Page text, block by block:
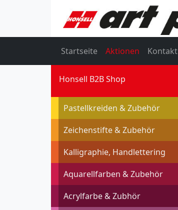
Startseite Aktionen Kontakt
Honsell B2B Shop
Pastellkreiden & Zubehör
Zeichenstifte & Zubehör
Kalligraphie, Handlettering
Aquarellfarben & Zubehör
Acrylfarbe & Zubhör